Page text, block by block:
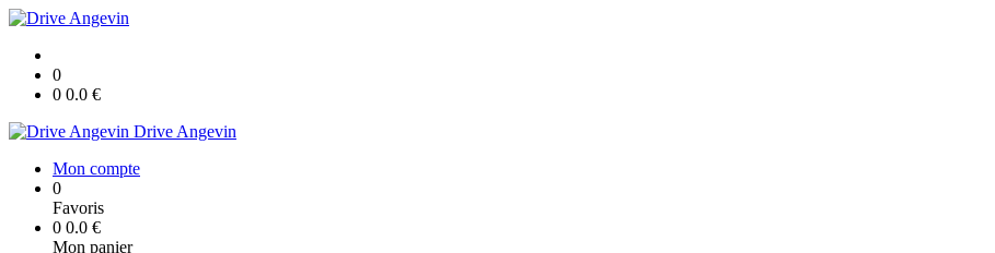
0
0 0.0 €
Drive Angevin
Mon compte
0
Favoris
0 0.0 €
Mon panier